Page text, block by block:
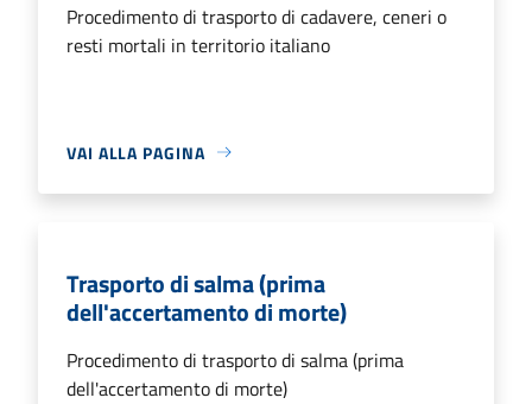
Procedimento di trasporto di cadavere, ceneri o
resti mortali in territorio italiano
VAI ALLA PAGINA
Trasporto di salma (prima
dell'accertamento di morte)
Procedimento di trasporto di salma (prima
dell'accertamento di morte)